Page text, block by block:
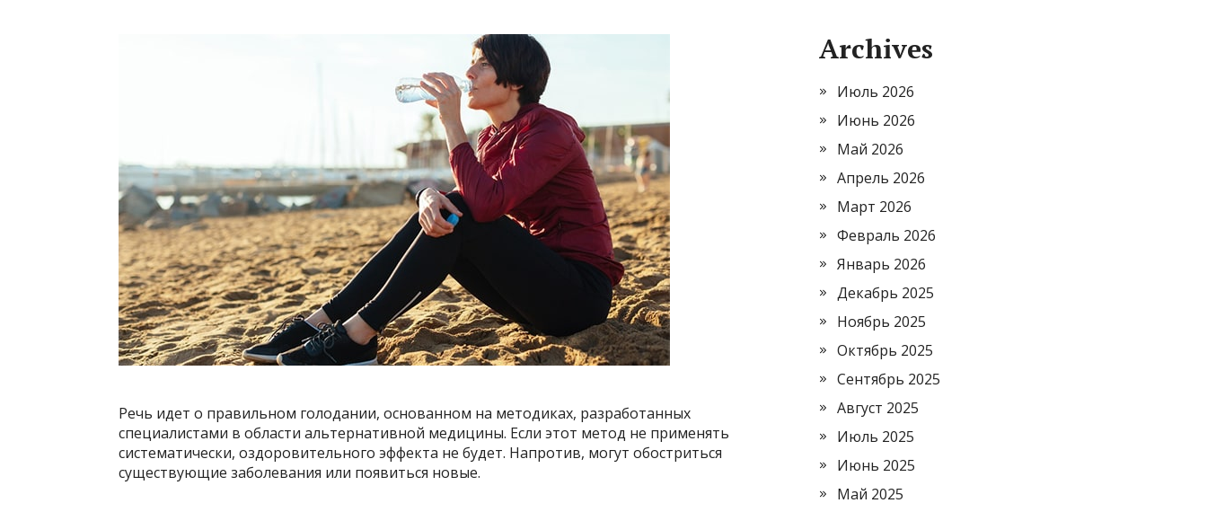
Речь идет о правильном голодании, основанном на методиках, разработанных
специалистами в области альтернативной медицины. Если этот метод не применять
систематически, оздоровительного эффекта не будет. Напротив, могут обостриться
существующие заболевания или появиться новые.
Archives
Июль 2026
Июнь 2026
Май 2026
Апрель 2026
Март 2026
Февраль 2026
Январь 2026
Декабрь 2025
Ноябрь 2025
Октябрь 2025
Сентябрь 2025
Август 2025
Июль 2025
Июнь 2025
Май 2025